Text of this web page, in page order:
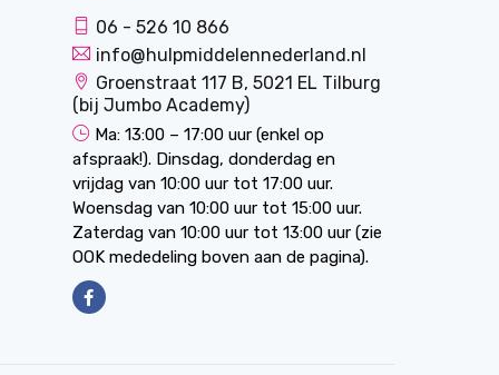
06 - 526 10 866
info@hulpmiddelennederland.nl
Groenstraat 117 B, 5021 EL Tilburg
(bij Jumbo Academy)
Ma: 13:00 – 17:00 uur (enkel op
afspraak!). Dinsdag, donderdag en
vrijdag van 10:00 uur tot 17:00 uur.
Woensdag van 10:00 uur tot 15:00 uur.
Zaterdag van 10:00 uur tot 13:00 uur (zie
OOK mededeling boven aan de pagina).